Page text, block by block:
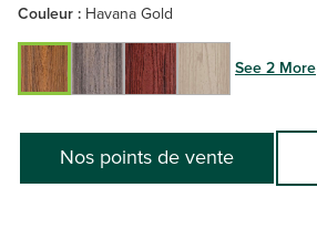
Couleur : Havana Gold
See 2 More
Nos points de vente